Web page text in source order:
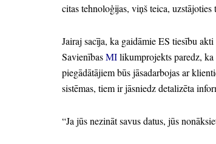
citas tehnoloģijas, viņš teica, uzstājoties
Jairaj sacīja, ka gaidāmie ES tiesību
SavienībasMIlikumprojekts paredz, ka
piegādātājiem būs jāsadarbojas ar
sistēmas, tiem ir jāsniedz detalizēta
“Ja jūs nezināt savus datus, jūs